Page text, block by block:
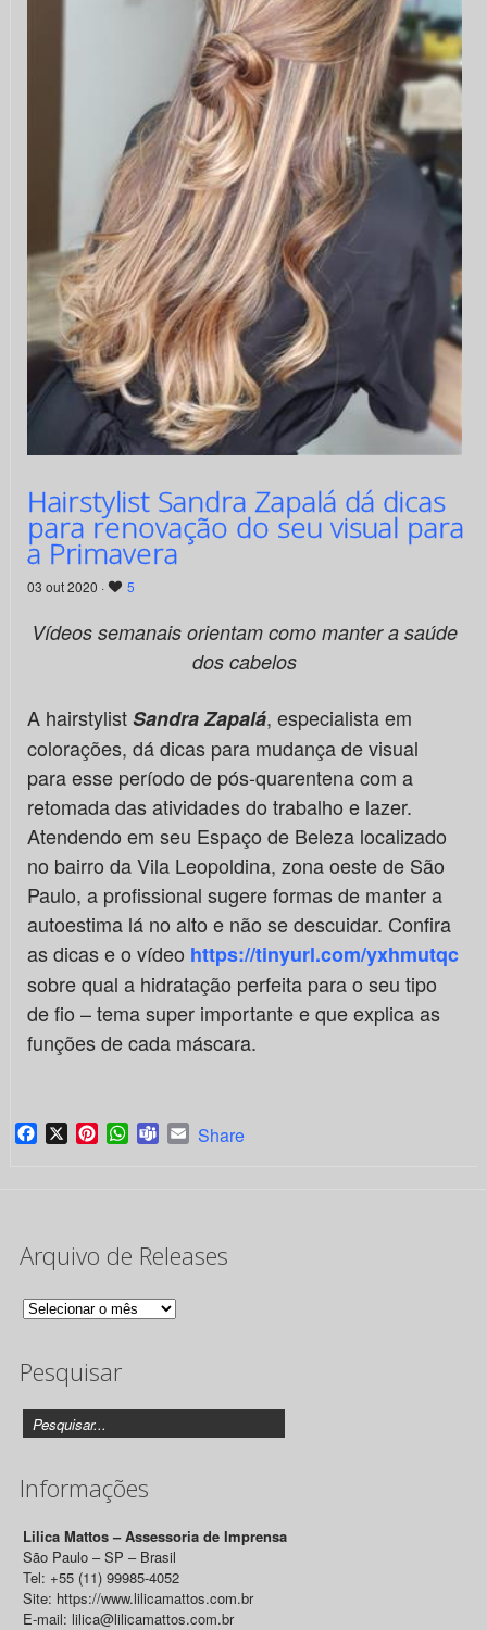
Hairstylist Sandra Zapalá dá dicas
para renovação do seu visual para
a Primavera
03 out 2020 · 5
Vídeos semanais orientam como manter a saúde
dos cabelos
A hairstylistSandra Zapalá, especialista em
colorações, dá dicas para mudança de visual
para esse período de pós-quarentena com a
retomada das atividades do trabalho e lazer.
Atendendo em seu Espaço de Beleza localizado
no bairro da Vila Leopoldina, zona oeste de São
Paulo, a profissional sugere formas de manter a
autoestima lá no alto e não se descuidar. Confira
as dicas e o vídeo https://tinyurl.com/yxhmutqc
sobre qual a hidratação perfeita para o seu tipo
de fio – tema super importante e que explica as
funções de cada máscara.
Facebook
X PinterestWhatsApp
TeamsEmail
Share
Arquivo de Releases
Arquivo
Releases
Pesquisar
Informações
Lilica Mattos – Assessoria de Imprensa
São Paulo – SP – Brasil
Tel: +55 (11) 99985-4052
Site: https://www.lilicamattos.com.br
E-mail: lilica@lilicamattos.com.br